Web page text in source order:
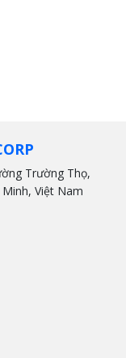
Trường Thọ,
Việt Nam